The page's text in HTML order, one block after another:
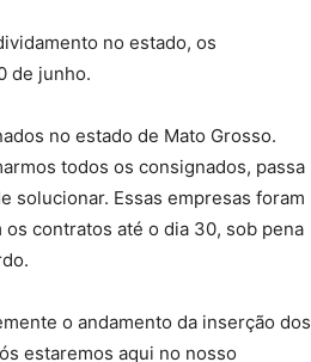
no estado, os
de junho.
no estado de Mato Grosso.
todos os consignados, passa
solucionar. Essas empresas foram
contratos até o dia 30, sob pena
o andamento da inserção dos
estaremos aqui no nosso